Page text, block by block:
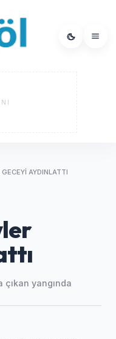
AYDINLATTI
yangında